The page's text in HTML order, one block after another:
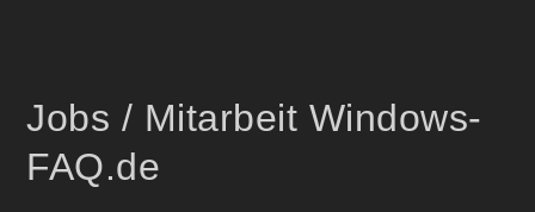
Jobs / Mitarbeit Windows-
FAQ.de